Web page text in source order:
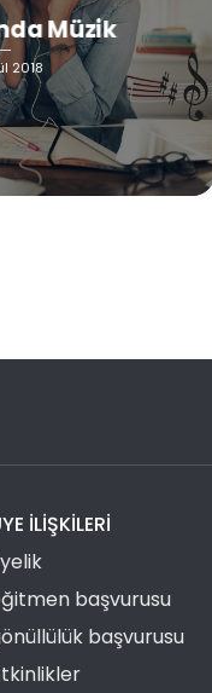
Müzik
2018
ILIŞKILERI
başvurusu
başvurusu